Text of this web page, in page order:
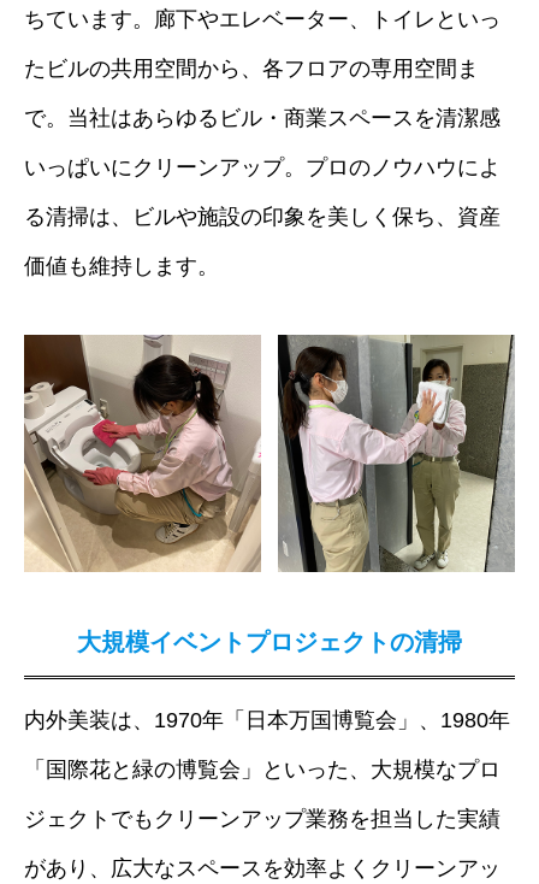
ちています。廊下やエレベーター、トイレといっ
たビルの共用空間から、各フロアの専用空間ま
で。当社はあらゆるビル・商業スペースを清潔感
いっぱいにクリーンアップ。プロのノウハウによ
る清掃は、ビルや施設の印象を美しく保ち、資産
価値も維持します。
大規模イベントプロジェクトの清掃
内外美装は、1970年「日本万国博覧会」、1980年
「国際花と緑の博覧会」といった、大規模なプロ
ジェクトでもクリーンアップ業務を担当した実績
があり、広大なスペースを効率よくクリーンアッ